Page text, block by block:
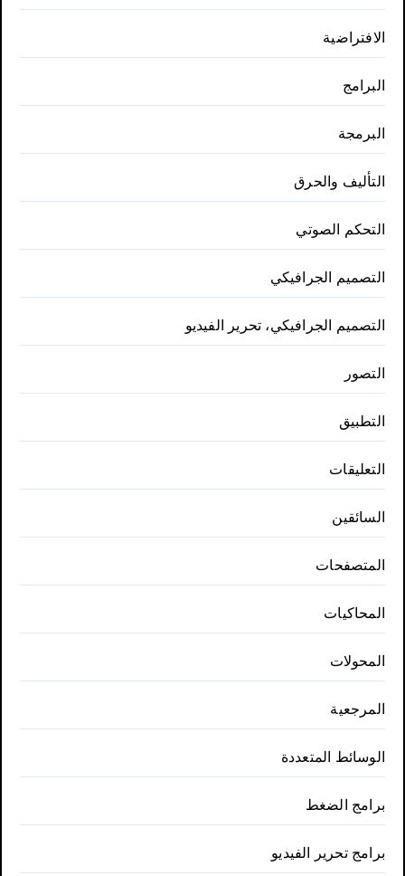
الافتراضية
البرامج
البرمجة
التأليف والحرق
التحكم الصوتي
التصميم الجرافيكي
التصميم الجرافيكي، تحرير الفيديو
التصور
التطبيق
التعليقات
السائقين
المتصفحات
المحاكيات
المحولات
المرجعية
الوسائط المتعددة
برامج الضغط
برامج تحرير الفيديو